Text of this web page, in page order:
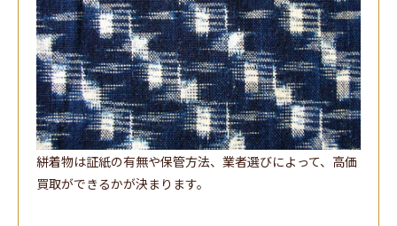
絣着物は証紙の有無や保管方法、業者選びによって、高価
買取ができるかが決まります。